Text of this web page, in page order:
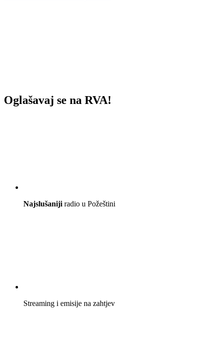
Oglašavaj se na RVA!
Najslušaniji radio u Požeštini
Streaming i emisije na zahtjev